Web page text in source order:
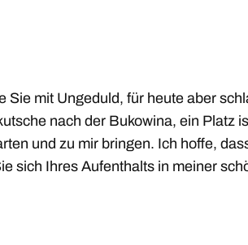
mit Ungeduld, für heute aber
nach der Bukowina, ein Platz
und zu mir bringen. Ich hoffe,
sich Ihres Aufenthalts in meiner